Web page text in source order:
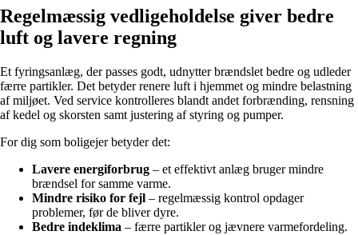
Regelmæssig vedligeholdelse giver bedre
luft og lavere regning
Et fyringsanlæg, der passes godt, udnytter brændslet bedre og udleder
færre partikler. Det betyder renere luft i hjemmet og mindre belastning
af miljøet. Ved service kontrolleres blandt andet forbrænding, rensning
af kedel og skorsten samt justering af styring og pumper.
For dig som boligejer betyder det:
Lavere energiforbrug – et effektivt anlæg bruger mindre
brændsel for samme varme.
Mindre risiko for fejl – regelmæssig kontrol opdager
problemer, før de bliver dyre.
Bedre indeklima – færre partikler og jævnere varmefordeling.